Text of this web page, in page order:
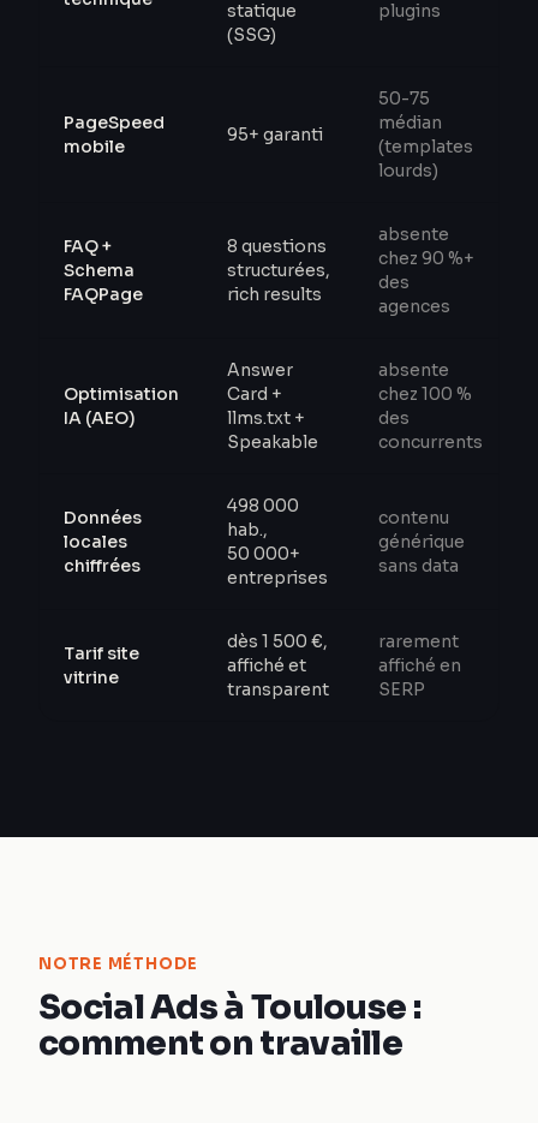
statique
(SSG)
plugins
PageSpeed
mobile
95+ garanti
50-75
médian
(templates
lourds)
FAQ +
Schema
FAQPage
8 questions
structurées,
rich results
absente
chez 90 %+
des
agences
Optimisation
IA (AEO)
Answer
Card +
llms.txt +
Speakable
absente
chez 100 %
des
concurrents
Données
locales
chiffrées
498 000
hab.,
50 000+
entreprises
contenu
générique
sans data
Tarif site
vitrine
dès 1 500 €,
affiché et
transparent
rarement
affiché en
SERP
NOTRE MÉTHODE
Social Ads à Toulouse :
comment on travaille